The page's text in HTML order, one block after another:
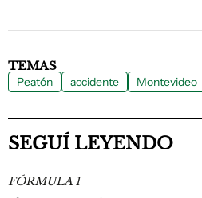
TEMAS
Peatón accidente Montevideo
SEGUÍ LEYENDO
FÓRMULA 1